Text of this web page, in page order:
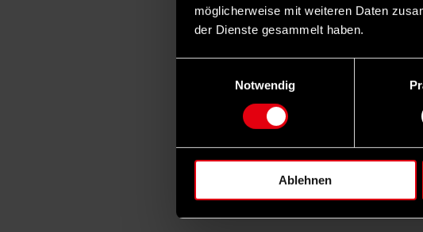
möglicherweise mit weiteren Daten
der Dienste gesammelt haben.
Notwendig
Ablehnen